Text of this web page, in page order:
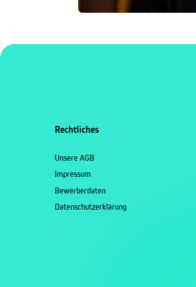
Rechtliches
Unsere AGB
Impressum
Bewerberdaten
Datenschutzerklärung